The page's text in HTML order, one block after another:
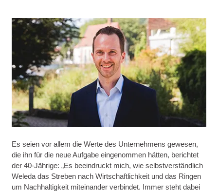
Es seien vor allem die Werte des Unternehmens gewesen,
die ihn für die neue Aufgabe eingenommen hätten, berichtet
der 40-Jährige: „Es beeindruckt mich, wie selbstverständlich
Weleda das Streben nach Wirtschaftlichkeit und das Ringen
um Nachhaltigkeit miteinander verbindet. Immer steht dabei